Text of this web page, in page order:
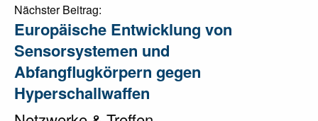
Nächster Beitrag:
Europäische Entwicklung von
Sensorsystemen und
Abfangflugkörpern gegen
Hyperschallwaffen